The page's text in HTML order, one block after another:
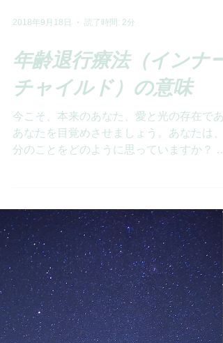
年齢退行療法（インナー
あなたを目覚めさせましょう。あなたは、
分のことをどのように思っていますか？ 自
分を信頼できますか？自分を愛しています
か？今、苦しんでいること、悩んでいる事
ありませんか？ 今抱えている悩みの、きっ
かけとなった幼児期の最初の出来事に戻...